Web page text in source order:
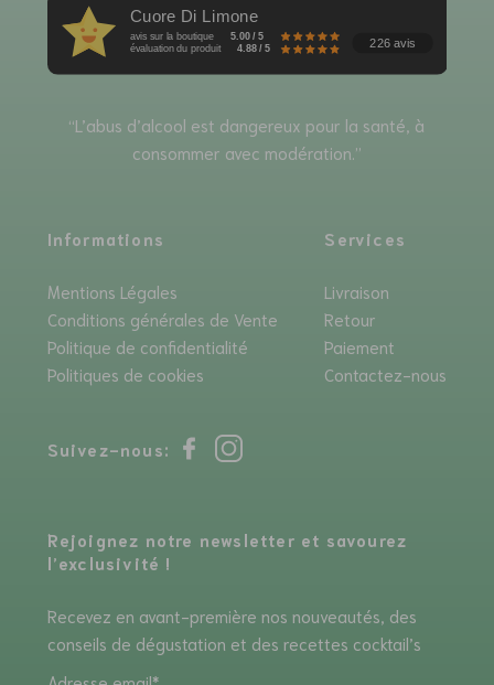
Cuore Di Limone
avis sur la boutique
5.00 / 5
évaluation du produit
4.88 / 5 226 avis
“L’abus d’alcool est dangereux pour la santé, à
consommer avec modération.”
Informations
Mentions Légales
Conditions générales de Vente
Politique de confidentialité
Politiques de cookies
Suivez-nous:
Services
Livraison
Retour
Paiement
Contactez-nous
Rejoignez notre newsletter et savourez
l’exclusivité !
Recevez en avant-première nos nouveautés, des
conseils de dégustation et des recettes cocktail’s